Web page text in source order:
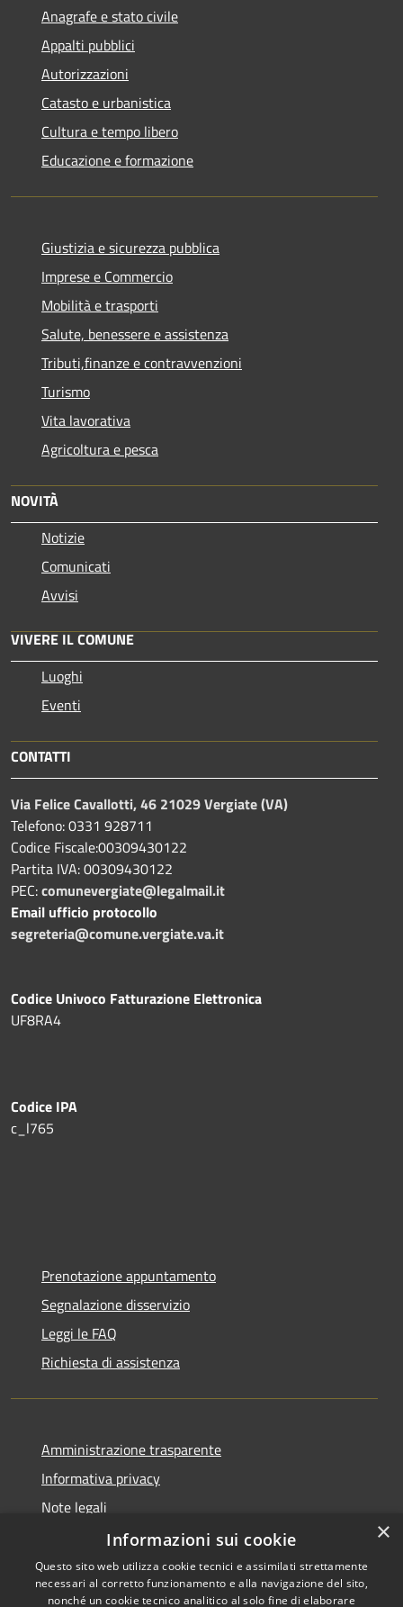
Anagrafe e stato civile
Appalti pubblici
Autorizzazioni
Catasto e urbanistica
Cultura e tempo libero
Educazione e formazione
Giustizia e sicurezza pubblica
Imprese e Commercio
Mobilità e trasporti
Salute, benessere e assistenza
Tributi,finanze e contravvenzioni
Turismo
Vita lavorativa
Agricoltura e pesca
NOVITÀ
Notizie
Comunicati
Avvisi
VIVERE IL COMUNE
Luoghi
Eventi
CONTATTI
Via Felice Cavallotti, 46 21029 Vergiate (VA)
Telefono: 0331 928711
Codice Fiscale:00309430122
Partita IVA: 00309430122
PEC:comunevergiate@legalmail.it
Email ufficio protocollo
segreteria@comune.vergiate.va.it
Codice Univoco Fatturazione Elettronica
UF8RA4
Codice IPA
c_l765
Prenotazione appuntamento
Segnalazione disservizio
Leggi le FAQ
Richiesta di assistenza
Amministrazione trasparente
Informativa privacy
Note legali
Dichiarazione di accessibilità
×
Informazioni sui cookie
Questo sito web utilizza cookie tecnici e assimilati strettamente
necessari al corretto funzionamento e alla navigazione del sito,
nonché un cookie tecnico analitico al solo fine di elaborare